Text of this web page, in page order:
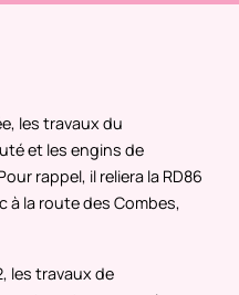
les travaux du
et les engins de
rappel, il reliera la RD86
à la route des Combes,
les travaux de